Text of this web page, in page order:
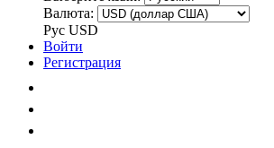
Валюта:
Рус USD
Войти
Регистрация